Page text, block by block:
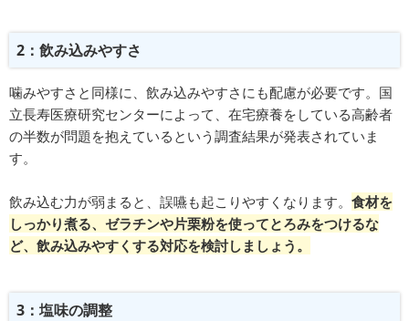
2：飲み込みやすさ
噛みやすさと同様に、飲み込みやすさにも配慮が必要です。国
立長寿医療研究センターによって、在宅療養をしている高齢者
の半数が問題を抱えているという調査結果が発表されていま
す。
飲み込む力が弱まると、誤嚥も起こりやすくなります。 食材を
しっかり煮る、ゼラチンや片栗粉を使ってとろみをつけるな
ど、飲み込みやすくする対応を検討しましょう。
3：塩味の調整